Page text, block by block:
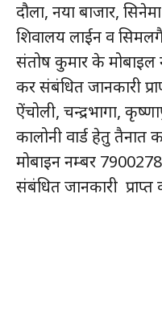
दौला, नया बाजार,
शिवालय लाईन व
संतोष कुमार के
कर संबंधित जानकारी
ऐंचोली, चन्द्रभागा,
कालोनी वार्ड हेतु तैनात
मोबाइन नम्बर
संबंधित जानकारी